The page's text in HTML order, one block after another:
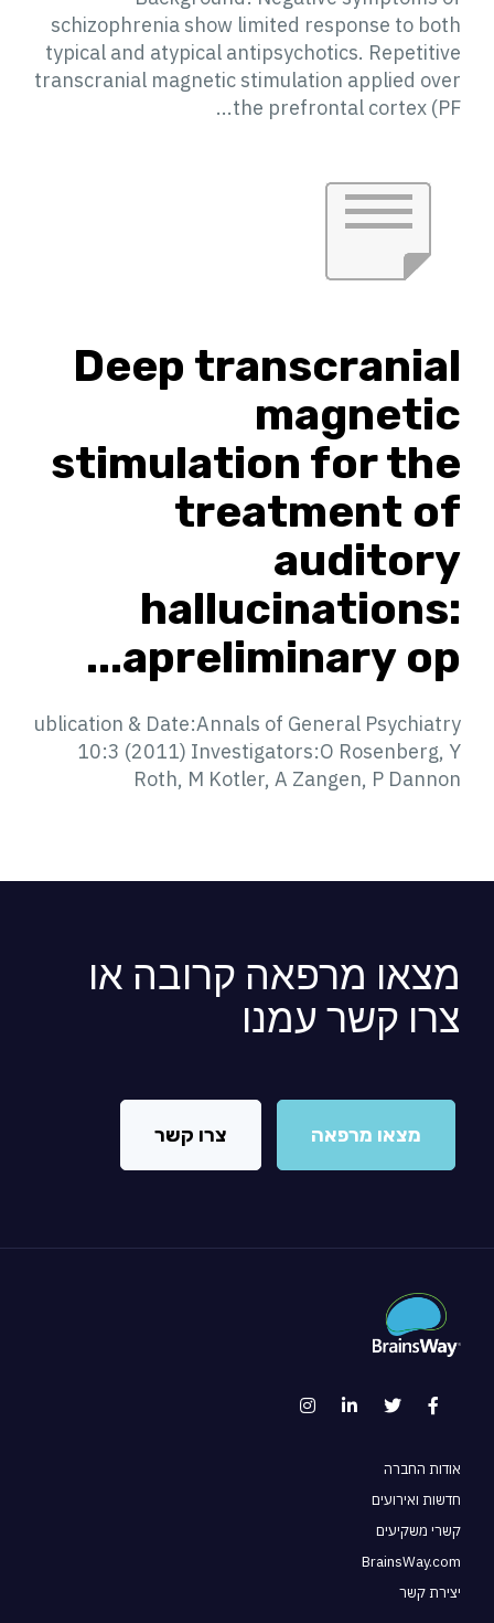
schizophrenia show limited response to both
typical and atypical antipsychotics. Repetitive
transcranial magnetic stimulation applied over
the prefrontal cortex (PF...
Deep transcranial
magnetic
stimulation for the
treatment of
auditory
hallucinations:
apreliminary op...
ublication & Date:Annals of General Psychiatry
10:3 (2011) Investigators:O Rosenberg, Y
Roth, M Kotler, A Zangen, P Dannon
מצאו מרפאה קרובה או
צרו קשר עמנו
מצאו מרפאה צרו קשר
אודות החברה
חדשות ואירועים
קשרי משקיעים
BrainsWay.com
יצירת קשר